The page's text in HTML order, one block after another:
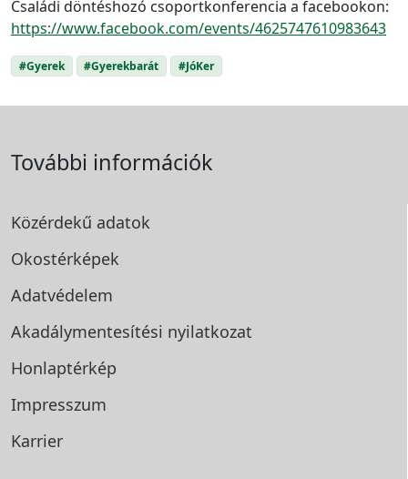
Családi döntéshozó csoportkonferencia a facebookon:
https://www.facebook.com/events/4625747610983643
#Gyerek #Gyerekbarát #JóKer
További információk
Közérdekű adatok
Okostérképek
Adatvédelem
Akadálymentesítési nyilatkozat
Honlaptérkép
Impresszum
Karrier